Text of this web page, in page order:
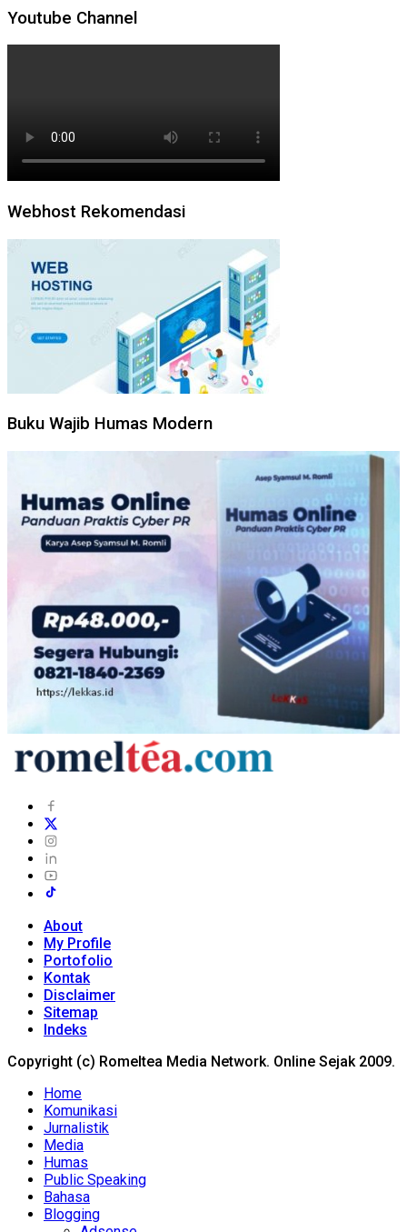
Youtube Channel
Webhost Rekomendasi
Buku Wajib Humas Modern
About
My Profile
Portofolio
Kontak
Disclaimer
Sitemap
Indeks
Copyright (c) Romeltea Media Network. Online Sejak 2009.
Home
Komunikasi
Jurnalistik
Media
Humas
Public Speaking
Bahasa
Blogging